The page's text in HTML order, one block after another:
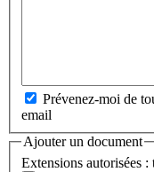
Prévenez-moi de
email
Ajouter un document
Extensions autorisées :